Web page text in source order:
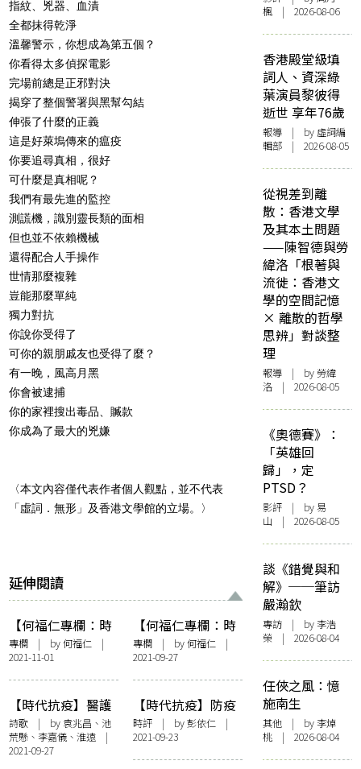
指紋、兇器、血漬
全都抹得乾淨
溫馨警示，你想成為第五個？
你看得太多偵探電影
完場前總是正邪對決
揭穿了整個警署與黑幫勾結
伸張了什麼的正義
這是好萊塢傳來的瘟疫
你要追尋真相，很好
可什麼是真相呢？
我們有最先進的監控
測謊機，識別靈長類的面相
但也並不依賴機械
還得配合人手操作
世情那麼複雜
豈能那麼單純
獨力對抗
你說你受得了
可你的親朋戚友也受得了麼？
有一晚，風高月黑
你會被逮捕
你的家裡搜出毒品、贓款
你成為了最大的兇嫌
〈本文內容僅代表作者個人觀點，並不代表
「虛詞．無形」及香港文學館的立場。〉
延伸閱讀
【何福仁專欄：時
宜篇】以樹洞為家
——石濤的故事
專欄 | by何福仁 |
2021-11-01
【何福仁專欄：時
宜篇】瘟疫與我們
專欄| by何福仁|
2021-09-27
【時代抗疫】醫護
詩輯：他們宣佈成
功佔領 「醫護專用
升降機」
詩歌 | by 袁兆昌、池
荒懸、李嘉儀、淮遠 |
2021-09-27
【時代抗疫】防疫
與我們的共同體
時評| by彭依仁|
2021-09-23
楓 | 2026-08-06
香港殿堂級填
詞人、資深綠
葉演員黎彼得
逝世 享年76歲
報導 | by 虛詞編
輯部 | 2026-08-05
從視差到離
散：香港文學
及其本土問題
——陳智德與勞
緯洛「根著與
流徙：香港文
學的空間記憶
× 離散的哲學
思辨」對談整
理
報導 | by 勞緯
洛 | 2026-08-05
《奧德賽》：
「英雄回
歸」，定
PTSD？
影評 | by 易
山 | 2026-08-05
談《錯覺與和
解》──筆訪
嚴瀚欽
專訪 | by 李浩
榮 | 2026-08-04
任俠之風：憶
施南生
其他 | by 李焯
桃 | 2026-08-04